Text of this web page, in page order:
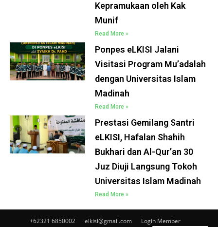
Kepramukaan oleh Kak
Munif
Read More »
Ponpes eLKISI Jalani
Visitasi Program Mu’adalah
dengan Universitas Islam
Madinah
Read More »
Prestasi Gemilang Santri
eLKISI, Hafalan Shahih
Bukhari dan Al-Qur’an 30
Juz Diuji Langsung Tokoh
Universitas Islam Madinah
Read More »
+62321 6850002 elkisi@gmail.com Login Member